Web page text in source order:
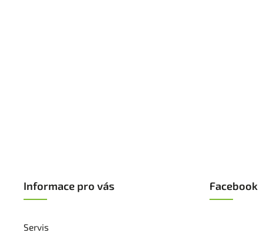
Informace pro vás
Servis
Facebook